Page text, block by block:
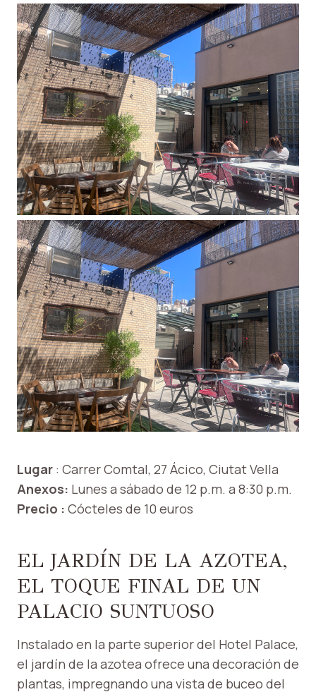
Lugar : Carrer Comtal, 27 Ácico, Ciutat Vella
Anexos: Lunes a sábado de 12 p.m. a 8:30 p.m.
Precio : Cócteles de 10 euros
EL JARDÍN DE LA AZOTEA,
EL TOQUE FINAL DE UN
PALACIO SUNTUOSO
Instalado en la parte superior del Hotel Palace,
el jardín de la azotea ofrece una decoración de
plantas, impregnando una vista de buceo del